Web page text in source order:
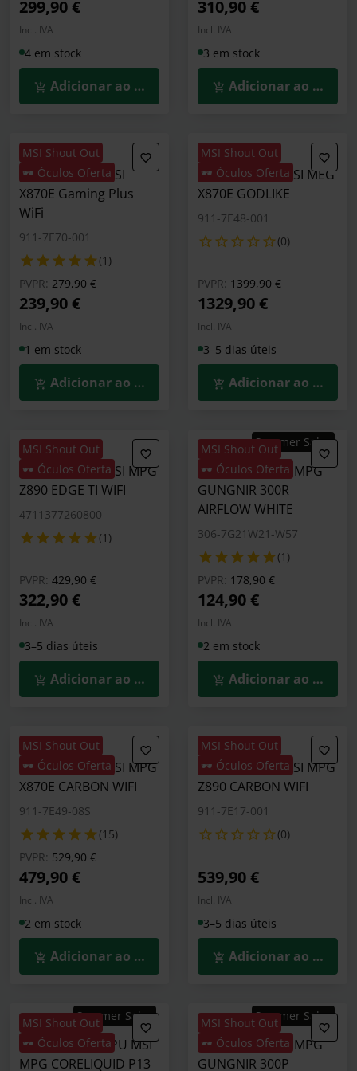
299,90 €
Incl. IVA
4 em stock
Adicionar ao Carrinho
310,90 €
Incl. IVA
3 em stock
Adicionar ao
MSI Shout Out
🕶️ Óculos Oferta
Motherboard MSI
X870E Gaming Plus
WiFi
911-7E70-001
(1)
PVPR: Preço reduzido de
279,90 €para
239,90 €
Incl. IVA
1 em stock
Adicionar ao Carrinho
MSI Shout Out
🕶️ Óculos Oferta
Motherboard MSI MEG
X870E GODLIKE
911-7E48-001
(0)
PVPR: Preço reduzido de
1399,90 €para
1329,90 €
Incl. IVA
3–5 dias úteis
Adicionar ao
MSI Shout Out
🕶️ Óculos Oferta
Motherboard MSI MPG
Z890 EDGE TI WIFI
4711377260800
(1)
PVPR: Preço reduzido de
429,90 €para
322,90 €
Incl. IVA
3–5 dias úteis
Adicionar ao Carrinho
MSI Shout Out
🕶️ Óculos Oferta
Summer Sales
Caixa E-ATX MSI MPG
GUNGNIR 300R
AIRFLOW WHITE
306-7G21W21-W57
(1)
PVPR: Preço reduzido de
178,90 €para
124,90 €
Incl. IVA
2 em stock
Adicionar ao
MSI Shout Out
🕶️ Óculos Oferta
Motherboard MSI MPG
X870E CARBON WIFI
911-7E49-08S
(15)
PVPR: Preço reduzido de
529,90 €para
479,90 €
Incl. IVA
2 em stock
Adicionar ao Carrinho
MSI Shout Out
🕶️ Óculos Oferta
Motherboard MSI MPG
Z890 CARBON WIFI
911-7E17-001
(0)
539,90 €
Incl. IVA
3–5 dias úteis
Adicionar ao
MSI Shout Out
🕶️ Óculos Oferta
Summer Sales
Water Cooler CPU MSI
MPG CORELIQUID P13
MSI Shout Out
🕶️ Óculos Oferta
Summer Sales
Caixa E-ATX MSI MPG
GUNGNIR 300P